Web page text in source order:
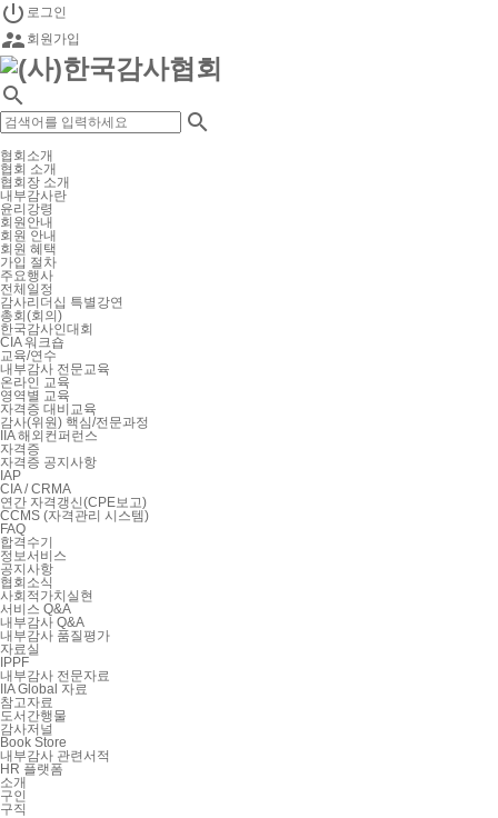
 로그인
 회원가입


협회소개
협회 소개
협회장 소개
내부감사란
윤리강령
회원안내
회원 안내
회원 혜택
가입 절차
주요행사
전체일정
감사리더십 특별강연
총회(회의)
한국감사인대회
CIA 워크숍
교육/연수
내부감사 전문교육
온라인 교육
영역별 교육
자격증 대비교육
감사(위원) 핵심/전문과정
IIA 해외컨퍼런스
자격증
자격증 공지사항
IAP
CIA / CRMA
연간 자격갱신(CPE보고)
CCMS (자격관리 시스템)
FAQ
합격수기
정보서비스
공지사항
협회소식
사회적가치실현
서비스 Q&A
내부감사 Q&A
내부감사 품질평가
자료실
IPPF
내부감사 전문자료
IIA Global 자료
참고자료
도서간행물
감사저널
Book Store
내부감사 관련서적
HR 플랫폼
소개
구인
구직